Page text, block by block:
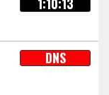
1:10:13
DNS